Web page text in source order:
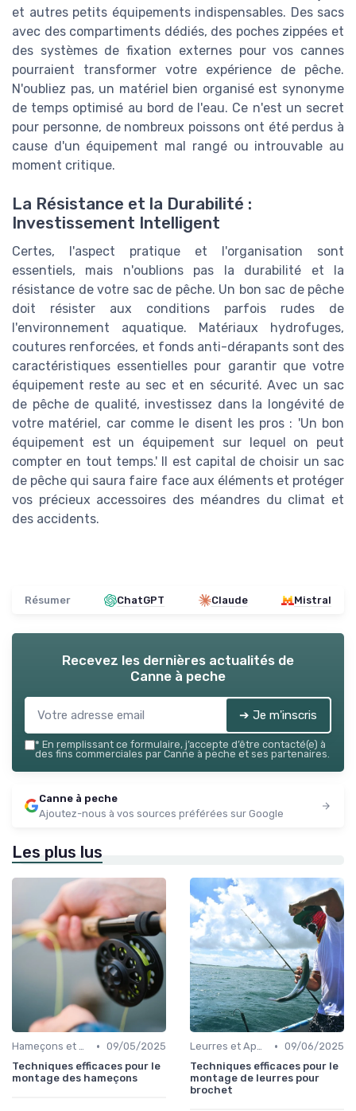
et autres petits équipements indispensables. Des sacs
avec des compartiments dédiés, des poches zippées et
des systèmes de fixation externes pour vos cannes
pourraient transformer votre expérience de pêche.
N'oubliez pas, un matériel bien organisé est synonyme
de temps optimisé au bord de l'eau. Ce n'est un secret
pour personne, de nombreux poissons ont été perdus à
cause d'un équipement mal rangé ou introuvable au
moment critique.
La Résistance et la Durabilité :
Investissement Intelligent
Certes, l'aspect pratique et l'organisation sont
essentiels, mais n'oublions pas la durabilité et la
résistance de votre sac de pêche. Un bon sac de pêche
doit résister aux conditions parfois rudes de
l'environnement aquatique. Matériaux hydrofuges,
coutures renforcées, et fonds anti-dérapants sont des
caractéristiques essentielles pour garantir que votre
équipement reste au sec et en sécurité. Avec un sac
de pêche de qualité, investissez dans la longévité de
votre matériel, car comme le disent les pros : 'Un bon
équipement est un équipement sur lequel on peut
compter en tout temps.' Il est capital de choisir un sac
de pêche qui saura faire face aux éléments et protéger
vos précieux accessoires des méandres du climat et
des accidents.
Résumer ChatGPT Claude Mistral
Recevez les dernières actualités de
Canne à peche
➔ Je m'inscris
* En remplissant ce formulaire, j’accepte d’être contacté(e) à
des fins commerciales par Canne à peche et ses partenaires.
Canne à peche
Ajoutez-nous à vos sources préférées sur Google
Les plus lus
Hameçons et Montages • 09/05/2025
Techniques efficaces pour le
montage des hameçons
Leurres et Appâts • 09/06/2025
Techniques efficaces pour le
montage de leurres pour
brochet